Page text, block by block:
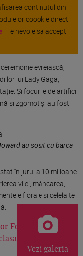
continutul din
coookie direct
– e nevoie sa accepti
evreiască,
lui Lady Gaga,
Și focurile de artificii
și zgomot și au fost
au sosit cu barca
în jurul a 10 milioane
vilei, mâncarea,
florale și celelalte
Forbes, alături de
artista în vârstă
Vezi galeria